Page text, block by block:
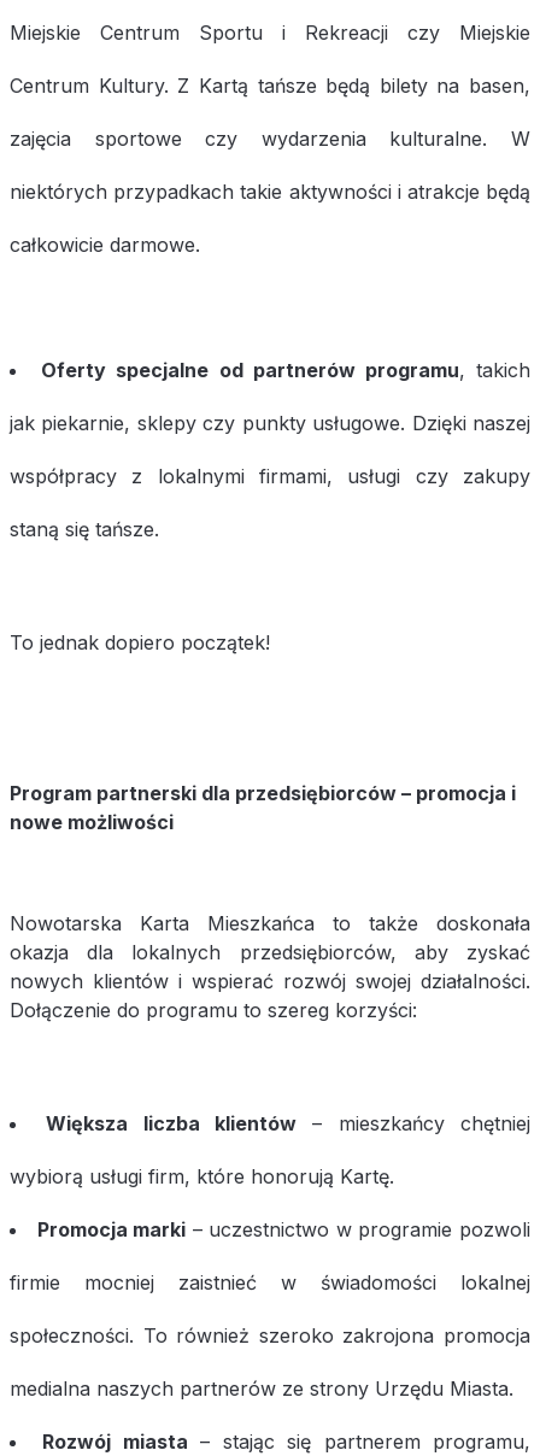
Miejskie Centrum Sportu i Rekreacji czy Miejskie
Centrum Kultury. Z Kartą tańsze będą bilety na basen,
zajęcia sportowe czy wydarzenia kulturalne. W
niektórych przypadkach takie aktywności i atrakcje będą
całkowicie darmowe.
Oferty specjalne od partnerów programu, takich
jak piekarnie, sklepy czy punkty usługowe. Dzięki naszej
współpracy z lokalnymi firmami, usługi czy zakupy
staną się tańsze.
To jednak dopiero początek!
Program partnerski dla przedsiębiorców – promocja i
nowe możliwości
Nowotarska Karta Mieszkańca to także doskonała
okazja dla lokalnych przedsiębiorców, aby zyskać
nowych klientów i wspierać rozwój swojej działalności.
Dołączenie do programu to szereg korzyści:
Większa liczba klientów – mieszkańcy chętniej
wybiorą usługi firm, które honorują Kartę.
Promocja marki – uczestnictwo w programie pozwoli
firmie mocniej zaistnieć w świadomości lokalnej
społeczności. To również szeroko zakrojona promocja
medialna naszych partnerów ze strony Urzędu Miasta.
Rozwój miasta – stając się partnerem programu,